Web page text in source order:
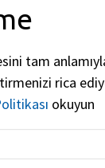
tam
rica
okuyun